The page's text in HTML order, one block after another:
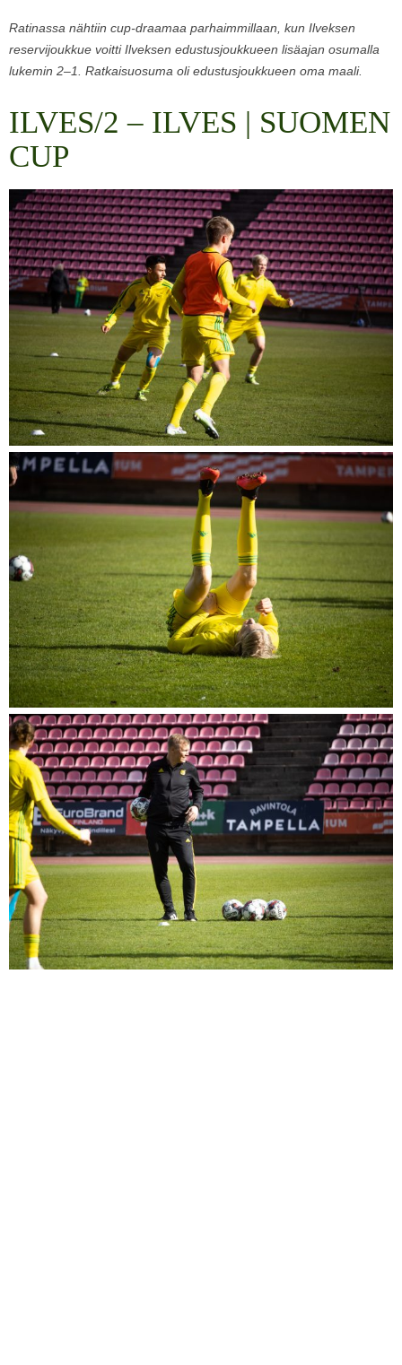
Ratinassa nähtiin cup-draamaa parhaimmillaan, kun Ilveksen
reservijoukkue voitti Ilveksen edustusjoukkueen lisäajan osumalla
lukemin 2–1. Ratkaisuosuma oli edustusjoukkueen oma maali.
ILVES/2 – ILVES | SUOMEN
CUP